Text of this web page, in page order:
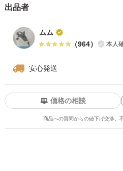
品物：小さいもの キズ 形
（その時々によって小さいもの
等、内容に偏りがあります）
#冬野菜 #玉ねぎ #淡路島 #甘い
極わせ #おでん #焼きそば #サ
農家直送 #兵庫県 #新鮮 #採れ
出品者
ムム
（964） 本人
安心発送
価格の相談
商品への質問からの値下げ交渉、